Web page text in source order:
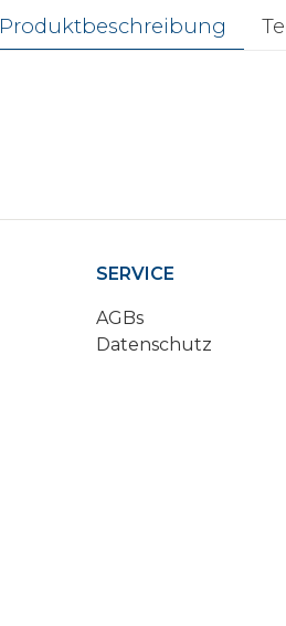
Produktbeschreibung
SERVICE
AGBs
Datenschutz